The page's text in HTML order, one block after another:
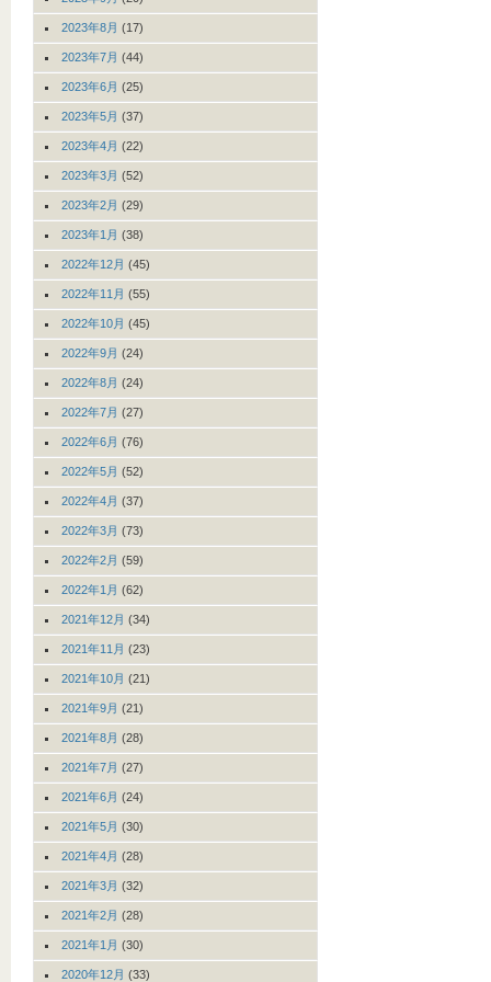
2023年8月 (17)
2023年7月 (44)
2023年6月 (25)
2023年5月 (37)
2023年4月 (22)
2023年3月 (52)
2023年2月 (29)
2023年1月 (38)
2022年12月 (45)
2022年11月 (55)
2022年10月 (45)
2022年9月 (24)
2022年8月 (24)
2022年7月 (27)
2022年6月 (76)
2022年5月 (52)
2022年4月 (37)
2022年3月 (73)
2022年2月 (59)
2022年1月 (62)
2021年12月 (34)
2021年11月 (23)
2021年10月 (21)
2021年9月 (21)
2021年8月 (28)
2021年7月 (27)
2021年6月 (24)
2021年5月 (30)
2021年4月 (28)
2021年3月 (32)
2021年2月 (28)
2021年1月 (30)
2020年12月 (33)